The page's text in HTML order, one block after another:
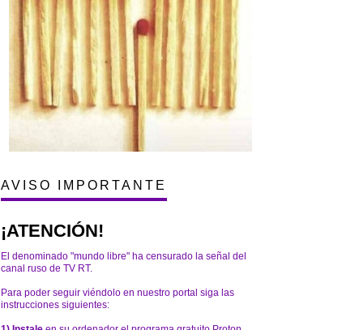
AVISO IMPORTANTE
¡ATENCIÓN!
El denominado "mundo libre" ha censurado la señal del
canal ruso de TV RT.
Para poder seguir viéndolo en nuestro portal siga las
instrucciones siguientes: